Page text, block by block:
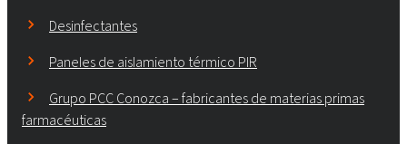
Desinfectantes
Paneles de aislamiento térmico PIR
Grupo PCC Conozca – fabricantes de materias primas
farmacéuticas